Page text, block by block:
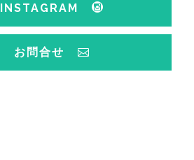
INSTAGRAM
お問合せ